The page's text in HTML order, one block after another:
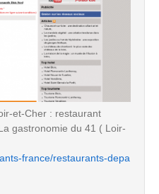
et-Cher : restaurant
gastronomie du 41 ( Loir-
france/restaurants-depa